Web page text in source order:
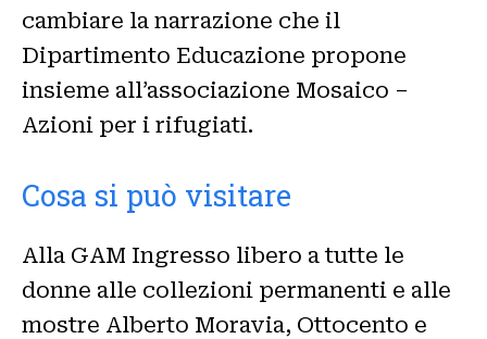
cambiare la narrazione che il
Dipartimento Educazione propone
insieme all’associazione Mosaico –
Azioni per i rifugiati.
Cosa si può visitare
Alla GAM Ingresso libero a tutte le
donne alle collezioni permanenti e alle
mostre Alberto Moravia, Ottocento e